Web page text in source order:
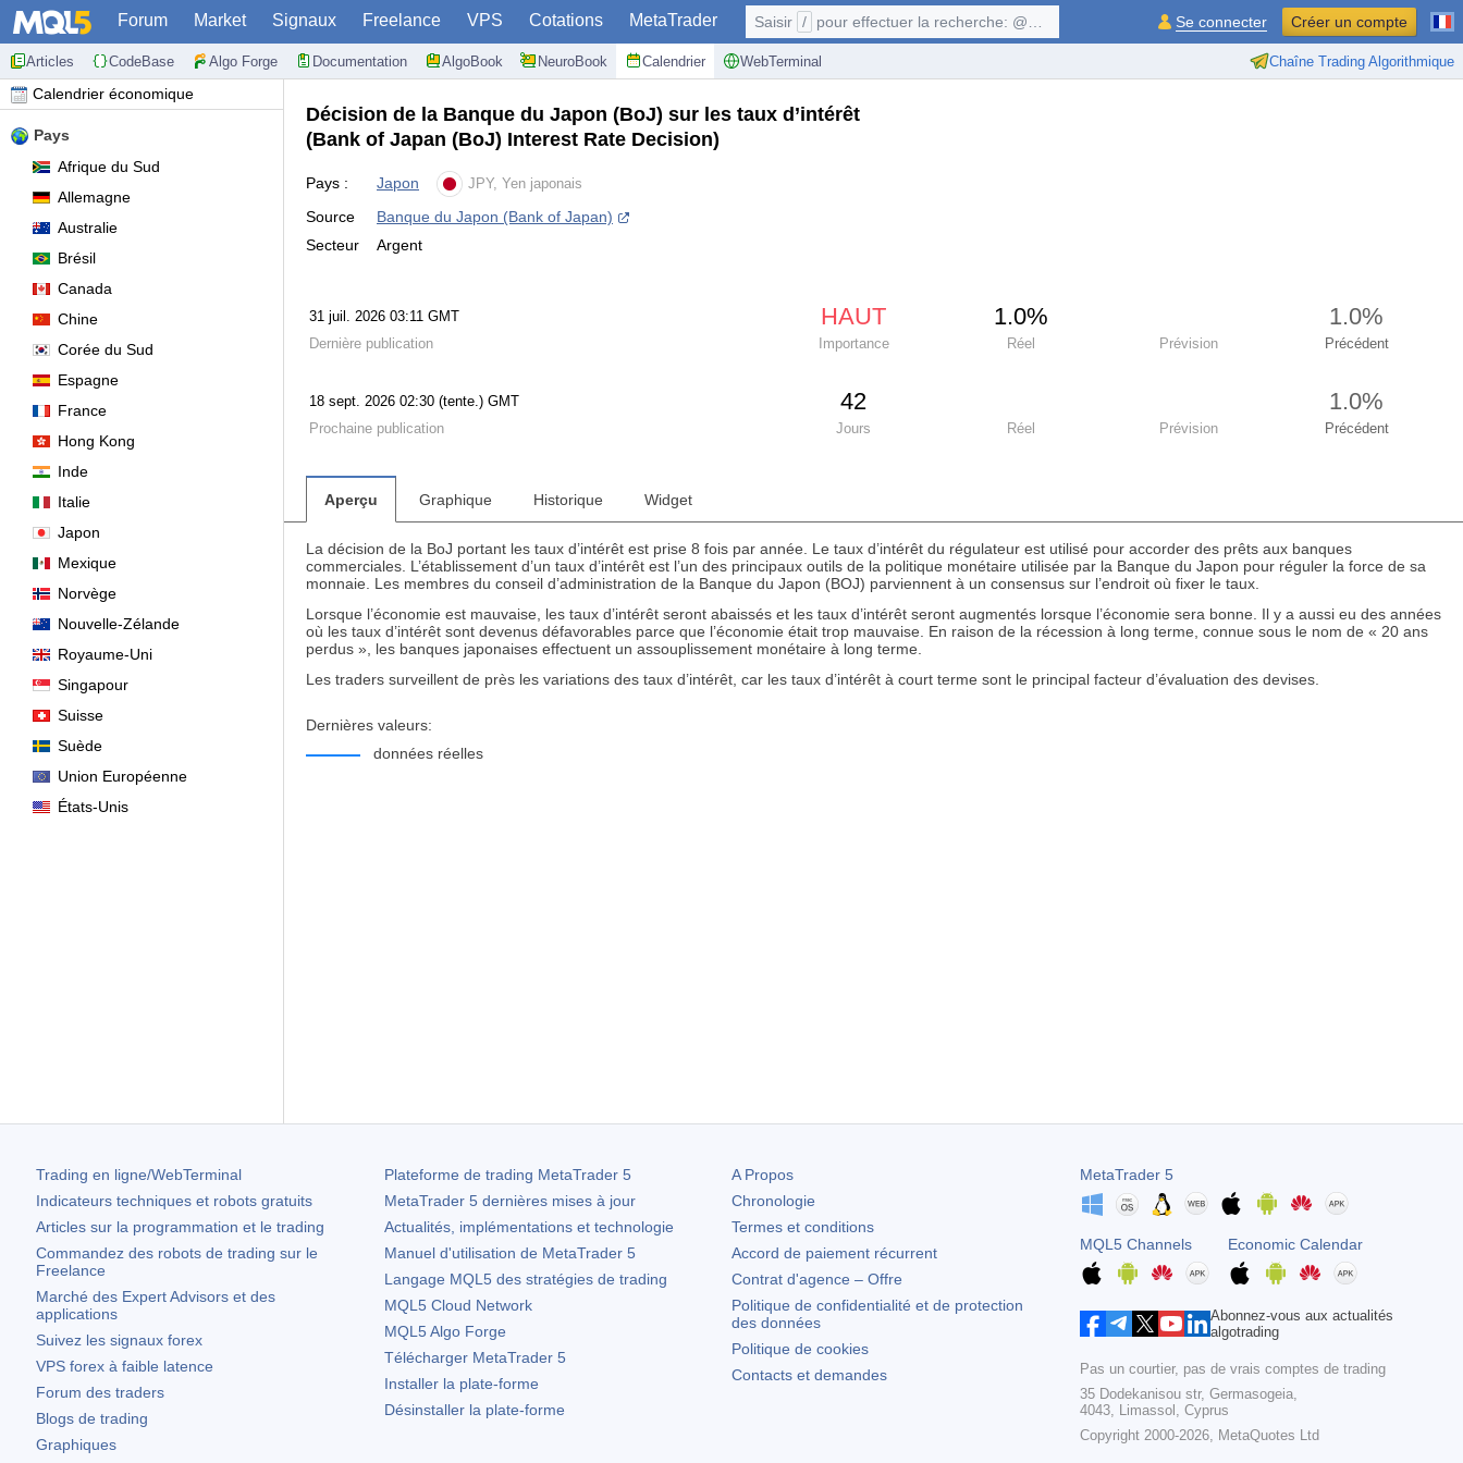
Forum Market Signaux Freelance VPS Cotations MetaTrader
Articles CodeBase Algo Forge Documentation AlgoBook NeuroBook Calendrier WebTerminal Chaîne Trading Algorithmique
Saisir / pour effectuer la recherche: @user, $symbol, ... Se connecter Créer un compte
Calendrier économique
Pays
Afrique du Sud
Allemagne
Australie
Brésil
Canada
Chine
Corée du Sud
Espagne
France
Hong Kong
Inde
Italie
Japon
Mexique
Norvège
Nouvelle-Zélande
Royaume-Uni
Singapour
Suisse
Suède
Union Européenne
États-Unis
Décision de la Banque du Japon (BoJ) sur les taux d’intérêt
(Bank of Japan (BoJ) Interest Rate Decision)
Pays : Japon JPY, Yen japonais
Source
Banque du Japon (Bank of Japan)
Secteur
Argent
31 juil. 2026 03:11 GMT HAUT 1.0% 1.0%
Dernière publication Importance Réel Prévision Précédent
18 sept. 2026 02:30 (tente.) GMT 42 1.0%
Prochaine publication Jours Réel Prévision Précédent
Aperçu Graphique Historique Widget
La décision de la BoJ portant les taux d’intérêt est prise 8 fois par année. Le taux d’intérêt du régulateur est utilisé pour accorder des prêts aux banques
commerciales. L’établissement d’un taux d’intérêt est l’un des principaux outils de la politique monétaire utilisée par la Banque du Japon pour réguler la force de sa
monnaie. Les membres du conseil d’administration de la Banque du Japon (BOJ) parviennent à un consensus sur l’endroit où fixer le taux.
Lorsque l’économie est mauvaise, les taux d’intérêt seront abaissés et les taux d’intérêt seront augmentés lorsque l’économie sera bonne. Il y a aussi eu des années
où les taux d’intérêt sont devenus défavorables parce que l’économie était trop mauvaise. En raison de la récession à long terme, connue sous le nom de « 20 ans
perdus », les banques japonaises effectuent un assouplissement monétaire à long terme.
Les traders surveillent de près les variations des taux d’intérêt, car les taux d’intérêt à court terme sont le principal facteur d’évaluation des devises.
Dernières valeurs:
données réelles
Trading en ligne/WebTerminal
Indicateurs techniques et robots gratuits
Articles sur la programmation et le trading
Commandez des robots de trading sur le
Freelance
Marché des Expert Advisors et des
applications
Suivez les signaux forex
VPS forex à faible latence
Forum des traders
Blogs de trading
Graphiques
Plateforme de trading MetaTrader 5
MetaTrader 5dernières mises à jour
Actualités, implémentations et technologie
Manuel d'utilisation de MetaTrader 5
Langage MQL5 des stratégies de trading
MQL5 Cloud Network
MQL5 Algo Forge
Télécharger MetaTrader 5
Installer la plate-forme
Désinstaller la plate-forme
A Propos
Chronologie
Termes et conditions
Accord de paiement récurrent
Contrat d'agence – Offre
Politique de confidentialité et de protection
des données
Politique de cookies
Contacts et demandes
MetaTrader 5
MQL5 Channels Economic Calendar
Abonnez-vous aux actualités
algotrading
Pas un courtier, pas de vrais comptes de trading
35 Dodekanisou str, Germasogeia,
4043, Limassol, Cyprus
Copyright 2000-2026, MetaQuotes Ltd